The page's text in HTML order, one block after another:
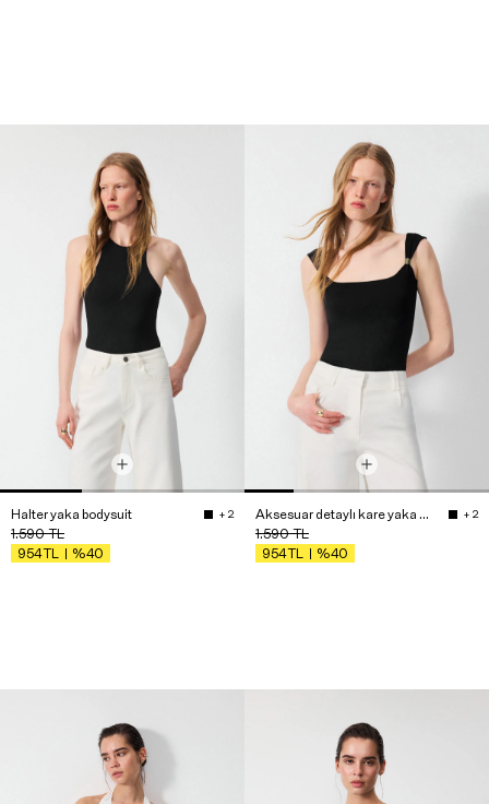
Halter yaka bodysuit + 2
1.590TL
954TL %40
Aksesuar detaylı kare yaka bluz + 2
1.590TL
954TL %40